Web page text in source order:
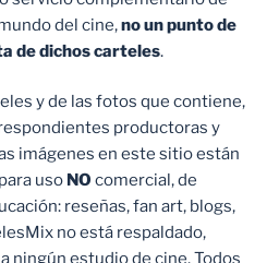
del cine,no un punto de
de dichos carteles.
y de las fotos que contiene,
productoras y
imágenes en este sitio están
uso NO comercial, de
reseñas, fan art, blogs,
no está respaldado,
ningún estudio de cine. Todos